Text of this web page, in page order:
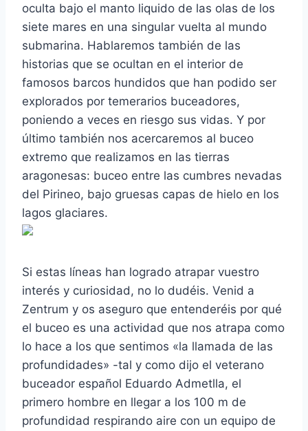
oculta bajo el manto liquido de las olas de los
siete mares en una singular vuelta al mundo
submarina. Hablaremos también de las
historias que se ocultan en el interior de
famosos barcos hundidos que han podido ser
explorados por temerarios buceadores,
poniendo a veces en riesgo sus vidas. Y por
último también nos acercaremos al buceo
extremo que realizamos en las tierras
aragonesas: buceo entre las cumbres nevadas
del Pirineo, bajo gruesas capas de hielo en los
lagos glaciares.
Si estas líneas han logrado atrapar vuestro
interés y curiosidad, no lo dudéis. Venid a
Zentrum y os aseguro que entenderéis por qué
el buceo es una actividad que nos atrapa como
lo hace a los que sentimos «la llamada de las
profundidades» -tal y como dijo el veterano
buceador español Eduardo Admetlla, el
primero hombre en llegar a los 100 m de
profundidad respirando aire con un equipo de